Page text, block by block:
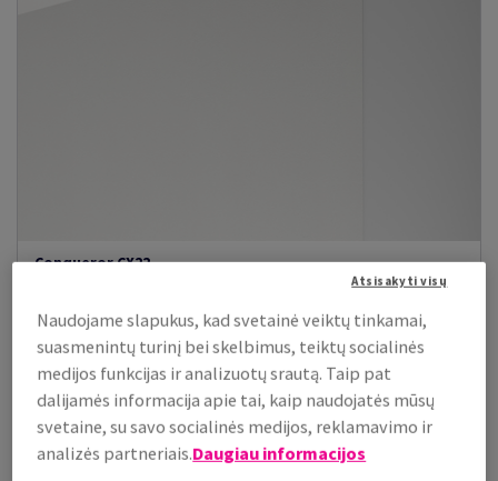
Conqueror CX22
Conqueror CX22 popierius itin švelniu ir lygiu paviršiumi,
aukščiausios kokybės reikala...
Peržiūrėti prekes (31)
Popierius, kartonas, vokai Dekoratyvinis popierius
Naudojame slapukus, kad svetainė veiktų tinkamai,
suasmenintų turinį bei skelbimus, teiktų socialinės
medijos funkcijas ir analizuotų srautą. Taip pat
dalijamės informacija apie tai, kaip naudojatės mūsų
svetaine, su savo socialinės medijos, reklamavimo ir
analizės partneriais.Daugiau informacijos
Atsisakyti visų